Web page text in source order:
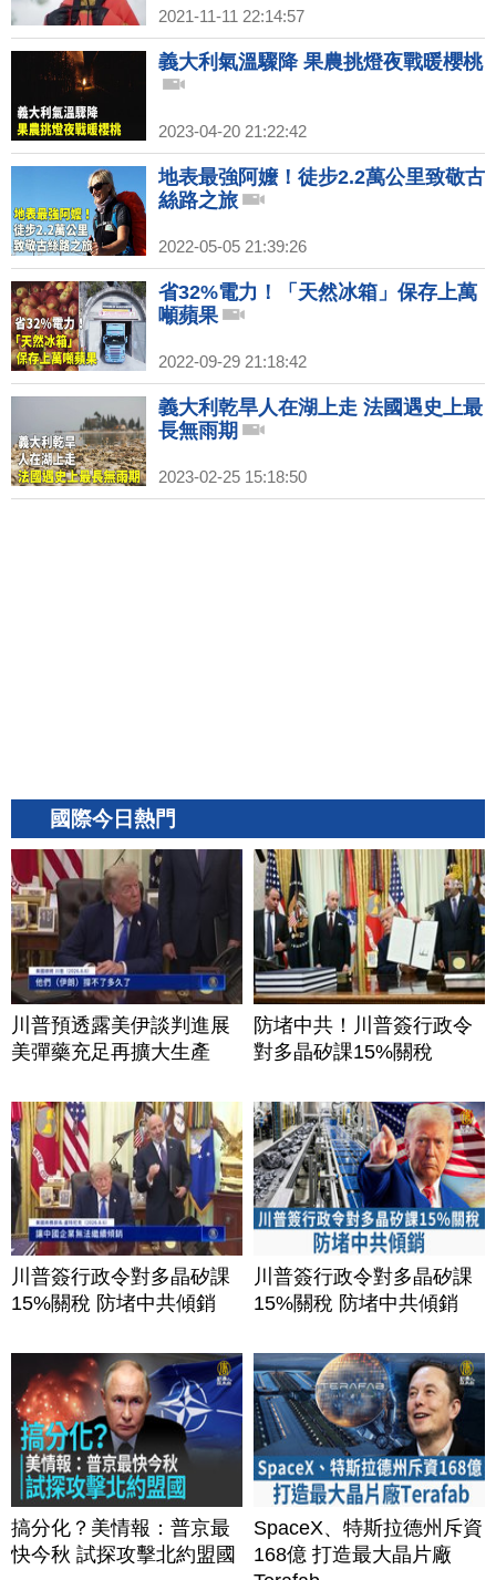
2021-11-11 22:14:57
義大利氣溫驟降 果農挑燈夜戰暖櫻桃
2023-04-20 21:22:42
地表最強阿嬤！徒步2.2萬公里致敬古
絲路之旅
2022-05-05 21:39:26
省32%電力！「天然冰箱」保存上萬
噸蘋果
2022-09-29 21:18:42
義大利乾旱人在湖上走 法國遇史上最
長無雨期
2023-02-25 15:18:50
國際今日熱門
川普預透露美伊談判進展
美彈藥充足再擴大生產
防堵中共！川普簽行政令
對多晶矽課15%關稅
川普簽行政令對多晶矽課
15%關稅 防堵中共傾銷
川普簽行政令對多晶矽課
15%關稅 防堵中共傾銷
搞分化？美情報：普京最
快今秋 試探攻擊北約盟國
SpaceX、特斯拉德州斥資
168億 打造最大晶片廠